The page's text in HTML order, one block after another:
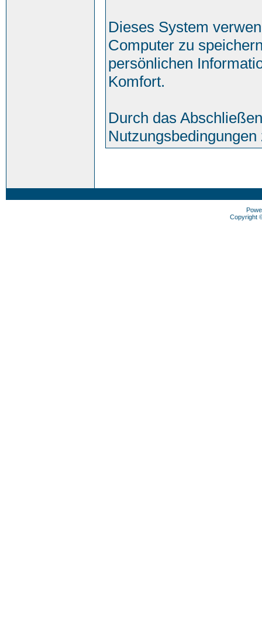
Dieses System
Computer zu
persönlichen
Komfort.
Durch das
Nutzungsbedingungen
Copyright